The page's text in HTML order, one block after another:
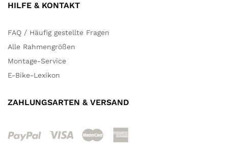
HILFE & KONTAKT
FAQ / Häufig gestellte Fragen
Alle Rahmengrößen
Montage-Service
E-Bike-Lexikon
ZAHLUNGSARTEN & VERSAND